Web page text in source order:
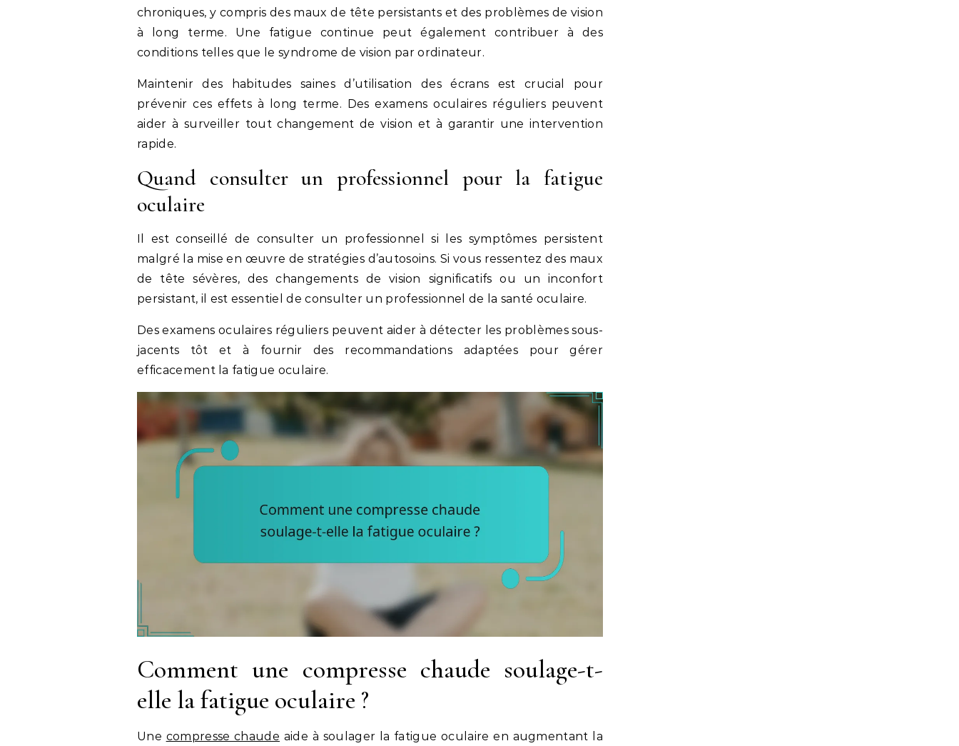
chroniques, y compris des maux de tête persistants et des problèmes de vision
à long terme. Une fatigue continue peut également contribuer à des
conditions telles que le syndrome de vision par ordinateur.
Maintenir des habitudes saines d’utilisation des écrans est crucial pour
prévenir ces effets à long terme. Des examens oculaires réguliers peuvent
aider à surveiller tout changement de vision et à garantir une intervention
rapide.
Quand consulter un professionnel pour la fatigue
oculaire
Il est conseillé de consulter un professionnel si les symptômes persistent
malgré la mise en œuvre de stratégies d’autosoins. Si vous ressentez des maux
de tête sévères, des changements de vision significatifs ou un inconfort
persistant, il est essentiel de consulter un professionnel de la santé oculaire.
Des examens oculaires réguliers peuvent aider à détecter les problèmes sous-
jacents tôt et à fournir des recommandations adaptées pour gérer
efficacement la fatigue oculaire.
Comment une compresse chaude soulage-t-
elle la fatigue oculaire ?
Une compresse chaude aide à soulager la fatigue oculaire en augmentant la